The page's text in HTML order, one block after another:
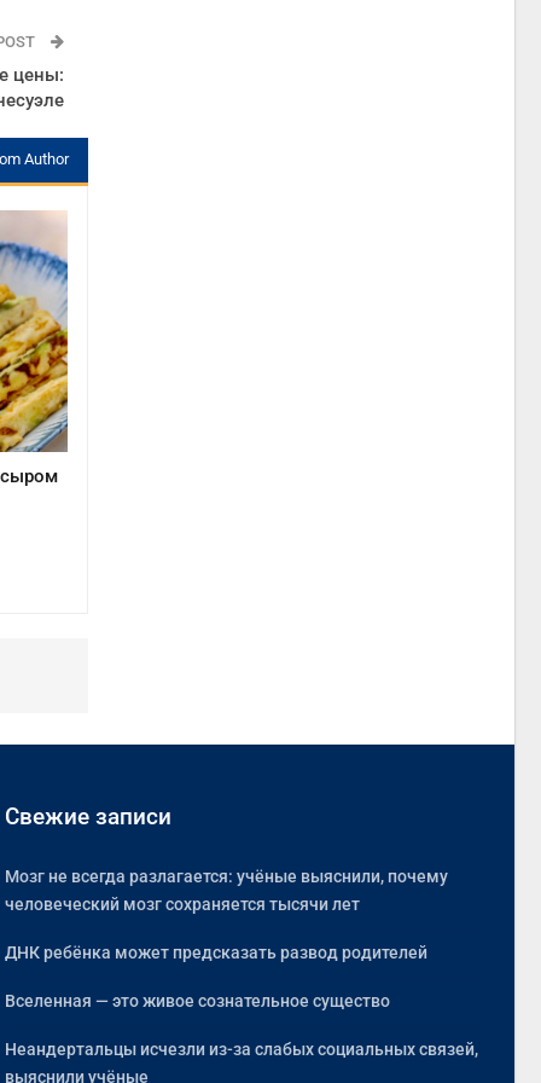
цены:
Author
сыром
Свежие записи
Мозг не всегда разлагается: учёные выяснили, почему
человеческий мозг сохраняется тысячи лет
ДНК ребёнка может предсказать развод родителей
Вселенная — это живое сознательное существо
Неандертальцы исчезли из-за слабых социальных связей,
выяснили учёные